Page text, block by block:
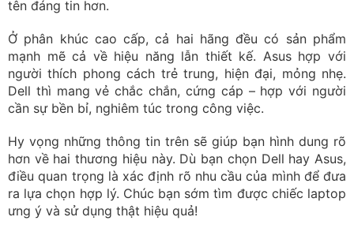
Tốt nghiệp Học viện Báo Chí, mình có hơn 8 năm kinh
nghiệm về content chuyên sâu về lĩnh vực máy
tính, công nghệ, thủ thuật máy tính... Đặc biệt, là một
người yêu thích công việc content marketing, có khả
muốn sẽ đem kiến thức và kinh nghiệm của mình để
cung cấp cho độc giả những thông tin chuyên sâu về
tin tức công nghệ, thủ thuật, hướng dẫn cài đặt các
phần mềm thông dụng mới. Bản thân mình đã có kinh
nghiệm trong việc viết bài content marketing, quản lý